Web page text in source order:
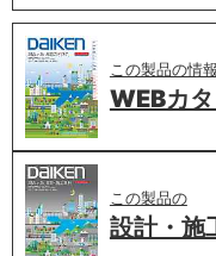
この製品の情
WEBカ
この製品の
設計・施